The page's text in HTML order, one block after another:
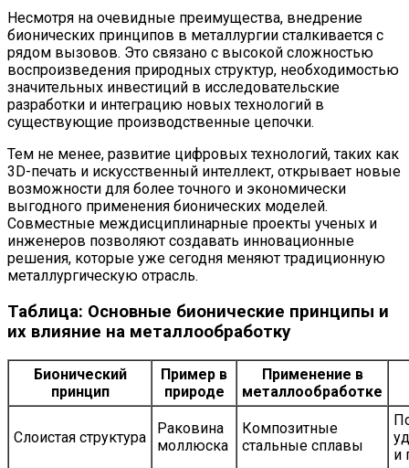
Несмотря на очевидные преимущества, внедрение
бионических принципов в металлургии сталкивается с
рядом вызовов. Это связано с высокой сложностью
воспроизведения природных структур, необходимостью
значительных инвестиций в исследовательские
разработки и интеграцию новых технологий в
существующие производственные цепочки.
Тем не менее, развитие цифровых технологий, таких как
3D-печать и искусственный интеллект, открывает новые
возможности для более точного и экономически
выгодного применения бионических моделей.
Совместные междисциплинарные проекты ученых и
инженеров позволяют создавать инновационные
решения, которые уже сегодня меняют традиционную
металлургическую отрасль.
Таблица: Основные бионические принципы и
их влияние на металлообработку
Бионический
принцип
Пример в
природе
Применение в
металлообработке
Слоистая структура
Раковина
моллюска
Композитные
стальные сплавы
и